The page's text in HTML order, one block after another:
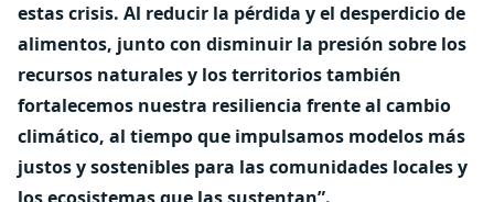
estas crisis. Al reducir la pérdida y el desperdicio de
alimentos, junto con disminuir la presión sobre los
recursos naturales y los territorios también
fortalecemos nuestra resiliencia frente al cambio
climático, al tiempo que impulsamos modelos más
justos y sostenibles para las comunidades locales y